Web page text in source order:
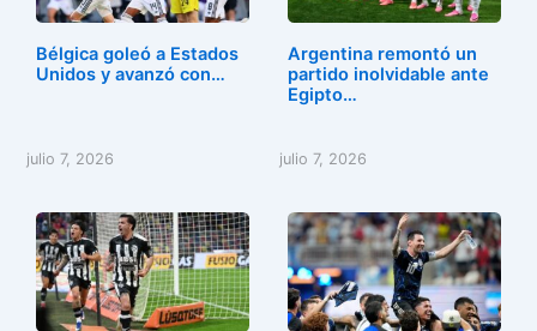
Bélgica goleó a Estados
Unidos y avanzó con…
julio 7, 2026
Argentina remontó un
partido inolvidable ante
Egipto…
julio 7, 2026